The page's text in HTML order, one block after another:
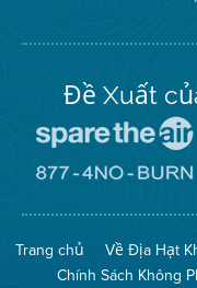
Đề Xuất
Trang chủ Về Địa Hạt
Chính Sách Không